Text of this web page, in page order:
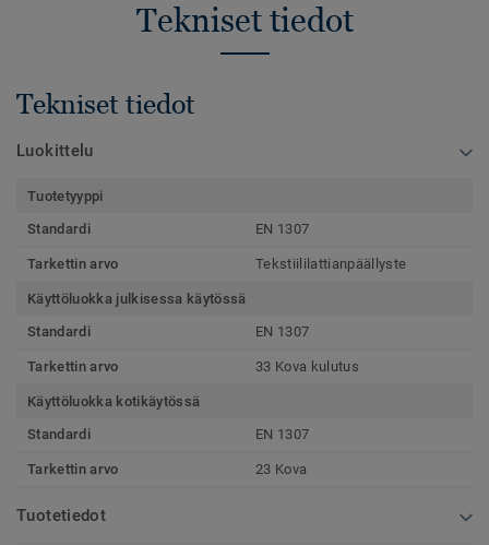
Tekniset tiedot
Tekniset tiedot
Luokittelu
Tuotetyyppi
Standardi
EN 1307
Tarkettin arvo Tekstiililattianpäällyste
Käyttöluokka julkisessa käytössä
Standardi
EN 1307
Tarkettin arvo 33 Kova kulutus
Käyttöluokka kotikäytössä
Standardi
EN 1307
Tarkettin arvo 23 Kova
Tuotetiedot